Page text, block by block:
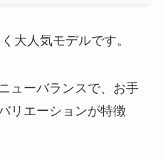
大人気モデルです。
ューバランスで、お手
リエーションが特徴